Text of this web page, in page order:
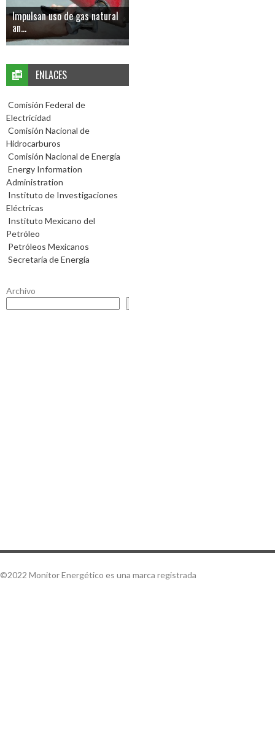
Impulsan uso de gas natural
an...
ENLACES
Comisión Federal de
Electricidad
Comisión Nacional de
Hidrocarburos
Comisión Nacional de Energía
Energy Information
Administration
Instituto de Investigaciones
Eléctricas
Instituto Mexicano del
Petróleo
Petróleos Mexicanos
Secretaría de Energía
Archivo
©2022 Monitor Energético es una marca registrada